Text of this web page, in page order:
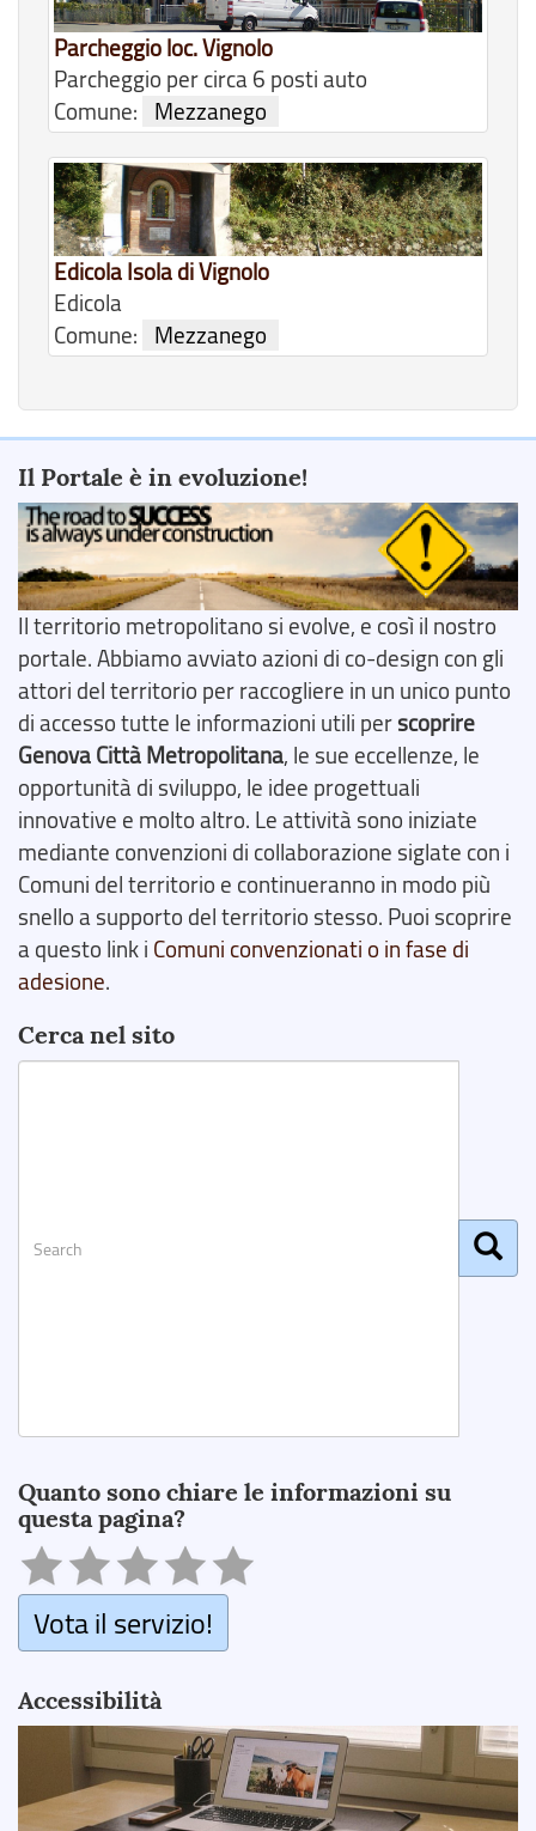
Parcheggio loc. Vignolo
Parcheggio per circa 6 posti auto
Comune:
Mezzanego
Edicola Isola di Vignolo
Edicola
Comune:
Mezzanego
Il Portale è in evoluzione!
Il territorio metropolitano si evolve, e così il nostro
portale. Abbiamo avviato azioni di co-design con gli
attori del territorio per raccogliere in un unico punto
di accesso tutte le informazioni utili perscoprire
Genova Città Metropolitana, le sue eccellenze, le
opportunità di sviluppo, le idee progettuali
innovative e molto altro. Le attività sono iniziate
mediante convenzioni di collaborazione siglate con i
Comuni del territorio e continueranno in modo più
snello a supporto del territorio stesso. Puoi scoprire
a questo link i Comuni convenzionati o in fase di
adesione.
Cerca nel sito
Quanto sono chiare le informazioni su
questa pagina?
Vota il servizio!
Accessibilità